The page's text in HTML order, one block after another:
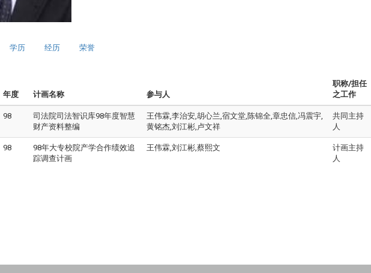
学历 经历 荣誉
年度 计画名称 参与人
职称/担任
之工作
98
司法院司法智识库98年度智慧
财产资料整编
王伟霖,李治安,胡心兰,宿文堂,陈锦全,章忠信,冯震宇,
黄铭杰,刘江彬,卢文祥
共同主持
人
98
98年大专校院产学合作绩效追
踪调查计画
王伟霖,刘江彬,蔡熙文
计画主持
人